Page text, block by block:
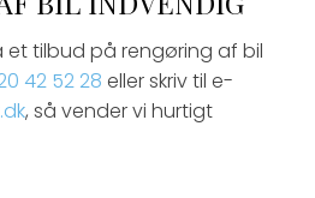
tilbud på rengøring af bil
42 52 28 eller skriv til e-
, så vender vi hurtigt